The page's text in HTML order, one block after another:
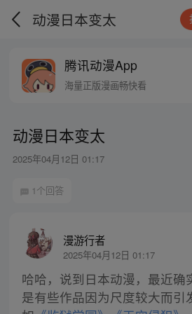
动漫日本变太
腾讯动漫App
海量正版漫画畅快看
动漫日本变太
2025年04月12日 01:17
1个回答
漫游行者
2025年04月12日 01:17
哈哈，说到日本动漫，最近确
是有些作品因为尺度较大而引